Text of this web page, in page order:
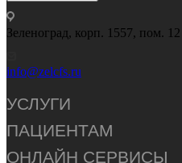
Зеленоград, корп. 1557, пом. 12
info@zelcfs.ru
УСЛУГИ
ПАЦИЕНТАМ
ОНЛАЙН СЕРВИСЫ